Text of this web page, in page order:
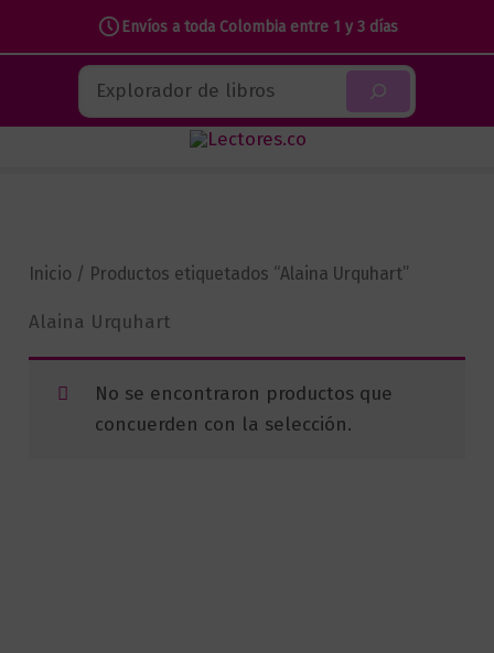
Envíos a toda Colombia entre 1 y 3 días
contenido
Buscar
Inicio / Productos etiquetados “Alaina Urquhart”
Alaina Urquhart
No se encontraron productos que
concuerden con la selección.